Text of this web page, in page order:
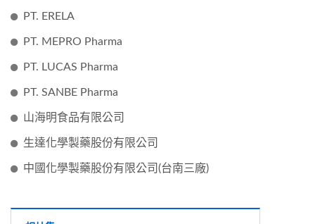
PT. ERELA
PT. MEPRO Pharma
PT. LUCAS Pharma
PT. SANBE Pharma
山海明食品有限公司
生達化學製藥股份有限公司
中國化學製藥股份有限公司(台南三廠)